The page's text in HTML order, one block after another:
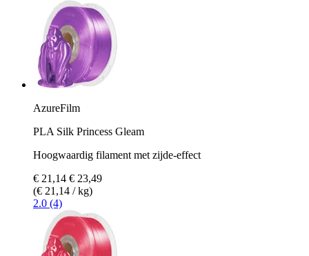
AzureFilm
PLA Silk Princess Gleam
Hoogwaardig filament met zijde-effect
€ 21,14 € 23,49
(€ 21,14 / kg)
2.0 (4)